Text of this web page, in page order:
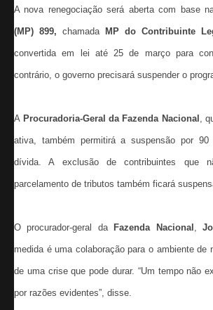
A nova renegociação será aberta com base
(MP) 899, chamada MP do Contribuinte
convertida em lei até 25 de março para
contrário, o governo precisará suspender o
AProcuradoria-Geral da Fazenda Nacional ,
ativa, também permitirá a suspensão por
dívida. A exclusão de contribuintes que
parcelamento de tributos também ficará
O procurador-geral daFazenda Nacional
medida é uma colaboração para o ambiente de
de uma crise que pode durar. “Um tempo não
por razões evidentes”, disse.